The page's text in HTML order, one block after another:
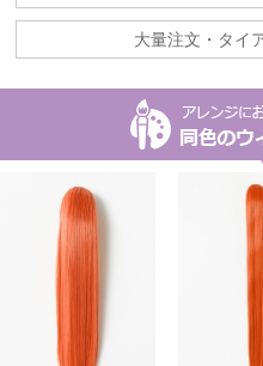
大量注文・タイ